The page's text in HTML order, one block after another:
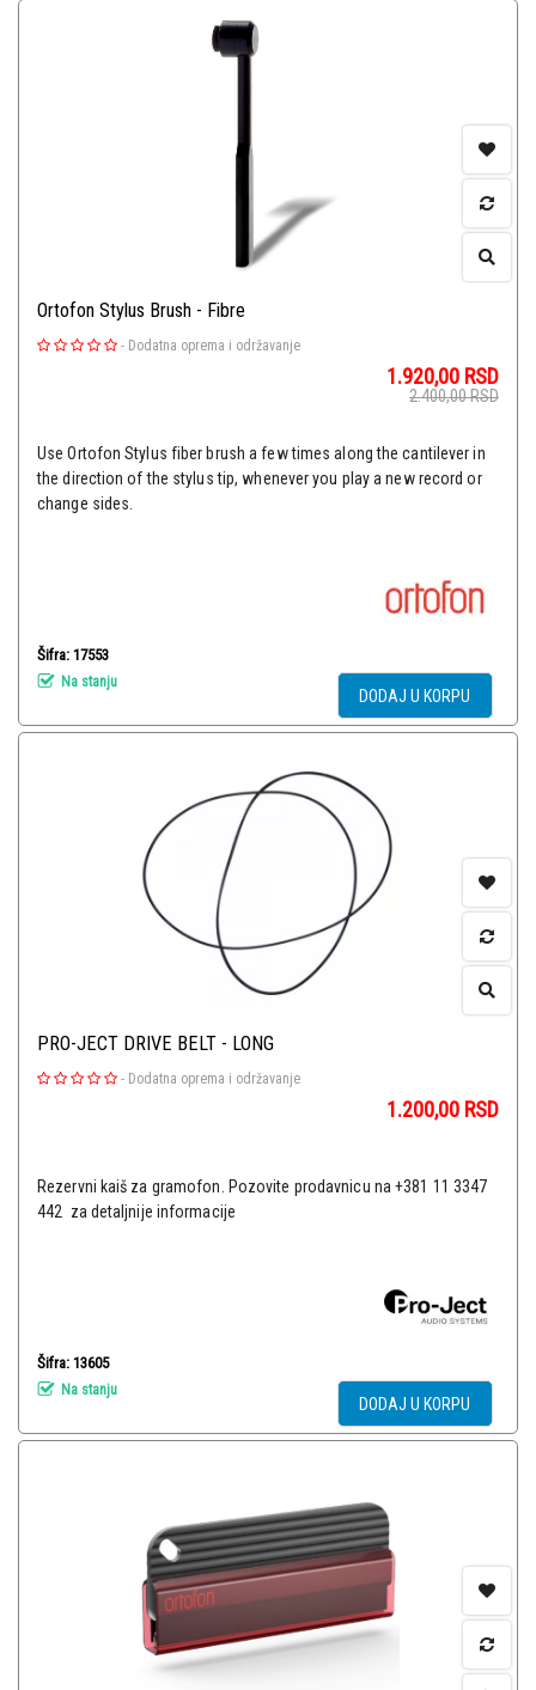
Ortofon Stylus Brush - Fibre
- Dodatna oprema i održavanje
1.920,00 RSD
2.400,00RSD
Use Ortofon Stylus fiber brush a few times along the cantilever in
the direction of the stylus tip, whenever you play a new record or
change sides.
Šifra: 17553
Na stanju
DODAJ U KORPU
PRO-JECT DRIVE BELT - LONG
- Dodatna oprema i održavanje
1.200,00 RSD
Rezervni kaiš za gramofon. Pozovite prodavnicu na +381 11 3347
442 za detaljnije informacije
Šifra: 13605
Na stanju
DODAJ U KORPU